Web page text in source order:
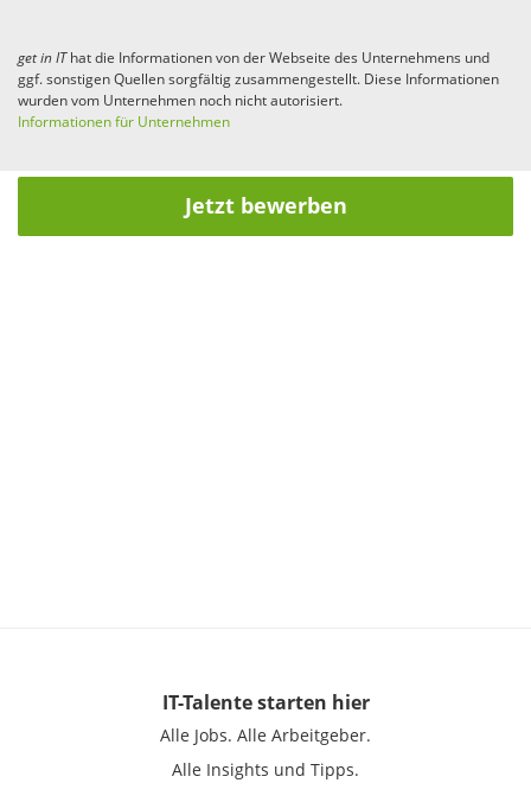
get in IThat die Informationen von der Webseite des Unternehmens und
ggf. sonstigen Quellen sorgfältig zusammengestellt. Diese Informationen
wurden vom Unternehmen noch nicht autorisiert.
Informationen für Unternehmen
Jetzt bewerben
IT-Talentestarten hier
Alle Jobs. Alle Arbeitgeber.
Alle Insights und Tipps.